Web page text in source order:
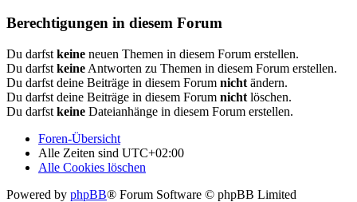
Berechtigungen in diesem Forum
Du darfst keine neuen Themen in diesem Forum erstellen.
Du darfst keine Antworten zu Themen in diesem Forum erstellen.
Du darfst deine Beiträge in diesem Forum nicht ändern.
Du darfst deine Beiträge in diesem Forum nicht löschen.
Du darfst keine Dateianhänge in diesem Forum erstellen.
Foren-Übersicht
Alle Zeiten sind UTC+02:00
Alle Cookies löschen
Powered by phpBB® Forum Software © phpBB Limited